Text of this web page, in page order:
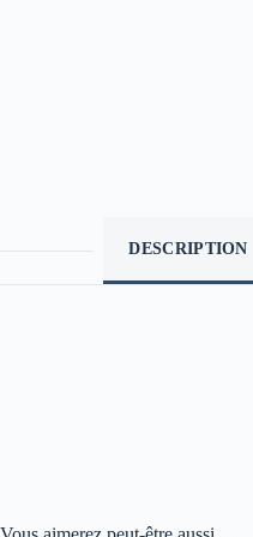
DESCRIPTION